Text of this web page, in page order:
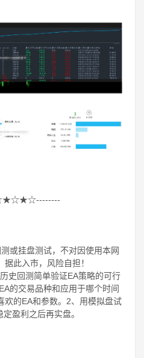
或挂盘测试，不对因使用本网
此入市，风险自担！
史回测简单验证EA策略的可行
的交易品种和应用于哪个时间
欢的EA和参数。2、用模拟盘试
盈利之后再实盘。